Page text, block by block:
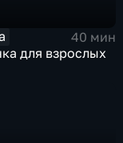
40 мин
для взрослых